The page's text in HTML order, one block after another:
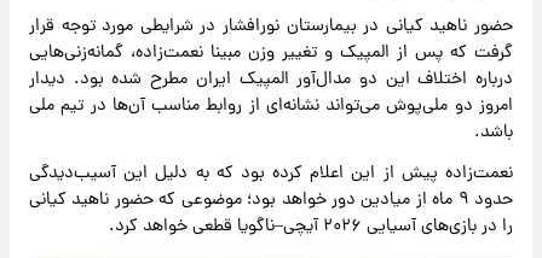
حضور ناهید کیانی در بیمارستان نورافشار در شرایطی مورد توجه قرار
گرفت که پس از المپیک و تغییر وزن مبینا نعمت‌زاده، گمانه‌زنی‌هایی
درباره اختلاف این دو مدال‌آور المپیک ایران مطرح شده بود. دیدار
امروز دو ملی‌پوش می‌تواند نشانه‌ای از روابط مناسب آن‌ها در تیم ملی
باشد.
نعمت‌زاده پیش از این اعلام کرده بود که به دلیل این آسیب‌دیدگی
حدود ۹ ماه از میادین دور خواهد بود؛ موضوعی که حضور ناهید کیانی
را در بازی‌های آسیایی ۲۰۲۶ آیچی–ناگویا قطعی خواهد کرد.